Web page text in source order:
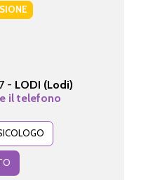
- LODI (Lodi)
il telefono